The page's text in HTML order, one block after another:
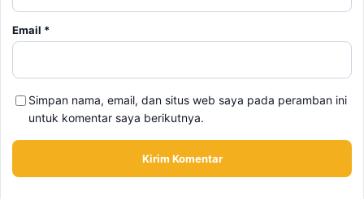
Email *
Simpan nama, email, dan situs web saya pada peramban ini
untuk komentar saya berikutnya.